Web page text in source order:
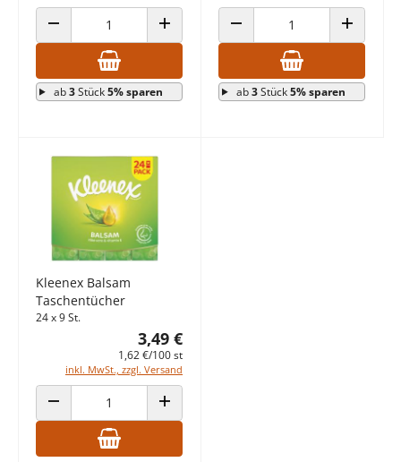
ANZAHL VERRINGERN ANZAHL ERHÖHEN
ab3Stück5% sparen
ANZAHL VERRINGERN ANZAHL
ab3Stück5% sparen
Kleenex Balsam
Taschentücher
24 x 9 St.
3,49 €
1,62 €/100 st
inkl. MwSt., zzgl. Versand
ANZAHL VERRINGERN ANZAHL ERHÖHEN